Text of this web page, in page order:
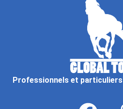
Professionnels et particuliers